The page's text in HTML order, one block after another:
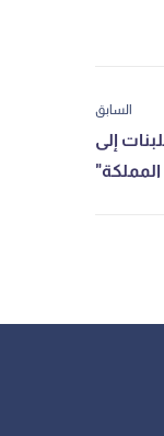
السابق